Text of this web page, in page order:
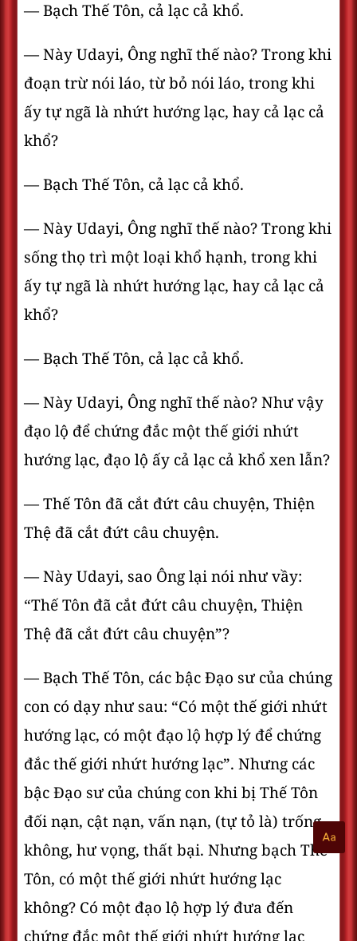
— Bạch Thế Tôn, cả lạc cả khổ.
— Này Udayi, Ông nghĩ thế nào? Trong khi
đoạn trừ nói láo, từ bỏ nói láo, trong khi
ấy tự ngã là nhứt hướng lạc, hay cả lạc cả
khổ?
— Bạch Thế Tôn, cả lạc cả khổ.
— Này Udayi, Ông nghĩ thế nào? Trong khi
sống thọ trì một loại khổ hạnh, trong khi
ấy tự ngã là nhứt hướng lạc, hay cả lạc cả
khổ?
— Bạch Thế Tôn, cả lạc cả khổ.
— Này Udayi, Ông nghĩ thế nào? Như vậy
đạo lộ để chứng đắc một thế giới nhứt
hướng lạc, đạo lộ ấy cả lạc cả khổ xen lẫn?
— Thế Tôn đã cắt đứt câu chuyện, Thiện
Thệ đã cắt đứt câu chuyện.
— Này Udayi, sao Ông lại nói như vầy:
“Thế Tôn đã cắt đứt câu chuyện, Thiện
Thệ đã cắt đứt câu chuyện”?
— Bạch Thế Tôn, các bậc Ðạo sư của chúng
con có dạy như sau: “Có một thế giới nhứt
hướng lạc, có một đạo lộ hợp lý để chứng
đắc thế giới nhứt hướng lạc”. Nhưng các
bậc Ðạo sư của chúng con khi bị Thế Tôn
đối nạn, cật nạn, vấn nạn, (tự tỏ là) trống
không, hư vọng, thất bại. Nhưng bạch Thế
Tôn, có một thế giới nhứt hướng lạc
không? Có một đạo lộ hợp lý đưa đến